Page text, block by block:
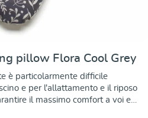
pillow Flora Cool Grey
è particolarmente difficile
e per l'allattamento e il riposo
il massimo comfort a voi e